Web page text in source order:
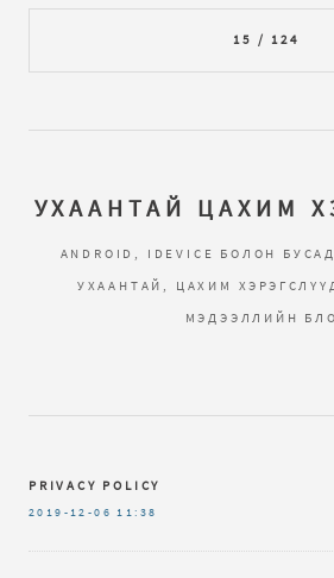
15 / 124
УХААНТАЙ ЦАХИМ
ANDROID, IDEVICE БОЛОН
УХААНТАЙ, ЦАХИМ
МЭДЭЭЛЛИЙН
PRIVACY POLICY
2019-12-06 11:38